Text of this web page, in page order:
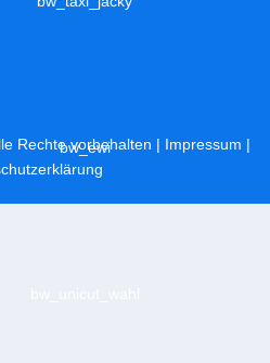
Rechte vorbehalten | Impressum |